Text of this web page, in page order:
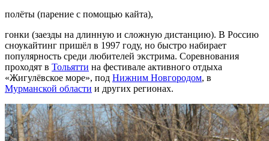
полёты (парение с помощью кайта),
гонки (заезды на длинную и сложную дистанцию). В Россию
сноукайтинг пришёл в 1997 году, но быстро набирает
популярность среди любителей экстрима. Соревнования
проходят в Тольятти на фестивале активного отдыха
«Жигулёвское море», под Нижним Новгородом, в
Мурманской области и других регионах.